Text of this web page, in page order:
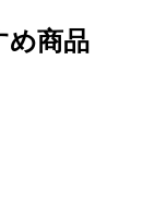
め商品